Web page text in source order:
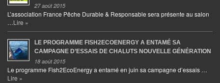
27 août 2015
L’association France Pêche Durable & Responsable sera présente au salon
…Lire »
LE PROGRAMME FISH2ECOENERGY A ENTAMÉ SA
CAMPAGNE D’ESSAIS DE CHALUTS NOUVELLE GÉNÉRATION
18 août 2015
Le programme Fish2EcoEnergy a entamé en juin sa campagne d’essais …
Lire »